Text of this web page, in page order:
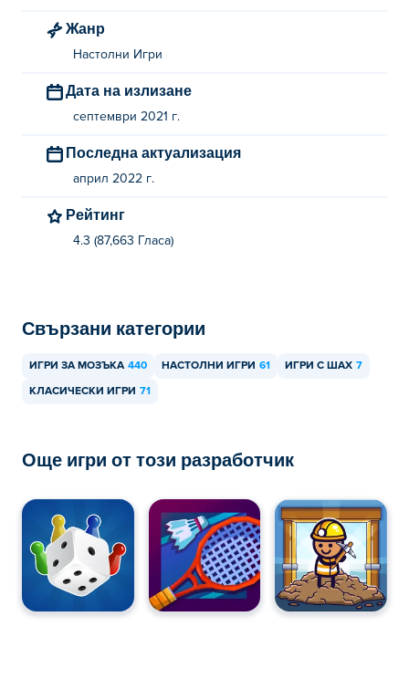
Жанр
Настолни Игри
Дата на излизане
септември 2021 г.
Последна актуализация
април 2022 г.
Рейтинг
4.3 (87,663 Гласa)
Свързани категории
ИГРИ ЗА МОЗЪКА 440 НАСТОЛНИ ИГРИ 61 ИГРИ С ШАХ 7
КЛАСИЧЕСКИ ИГРИ 71
Още игри от този разработчик